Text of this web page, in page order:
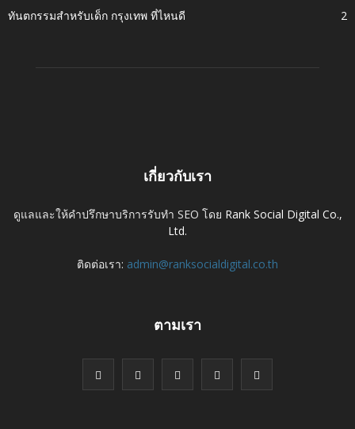
ทันตกรรมสำหรับเด็ก กรุงเทพ ที่ไหนดี
2
เกี่ยวกับเรา
ดูแลและให้คำปรึกษาบริการรับทำ SEO โดย Rank Social Digital Co.,
Ltd.
ติดต่อเรา: admin@ranksocialdigital.co.th
ตามเรา